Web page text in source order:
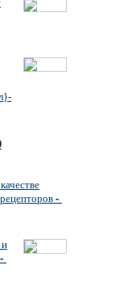
-
и
-